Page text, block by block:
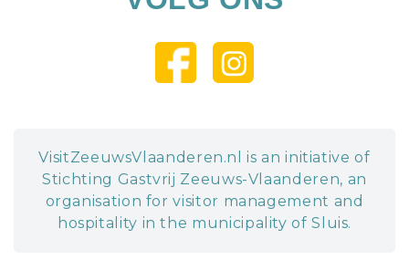
VisitZeeuwsVlaanderen.nl is an initiative of
Stichting Gastvrij Zeeuws-Vlaanderen, an
organisation for visitor management and
hospitality in the municipality of Sluis.